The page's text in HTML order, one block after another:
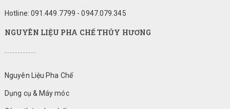
Hotline: 091.449.7799 - 0947.079.345
NGUYÊN LIỆU PHA CHẾ THỦY HƯƠNG
Nguyên Liệu Pha Chế
Dụng cụ & Máy móc